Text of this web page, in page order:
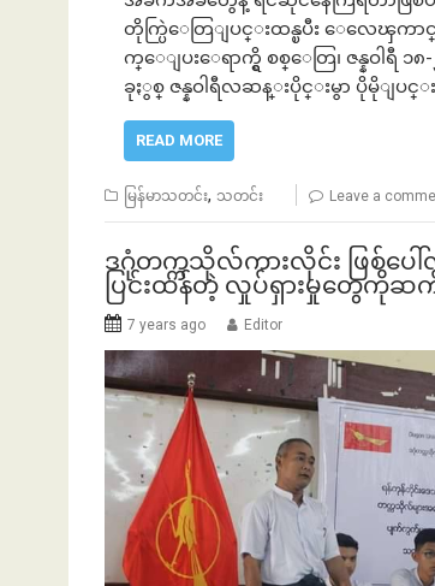
တိုက္ပြဲေတြျပင္းထန္ၿပီး ေလေၾက
က္ေျပးေရာက္ရွိ စစ္ေတြ၊ ဇန္နဝါရီ ၁၈
ခုႏွစ္ ဇန္နဝါရီလဆန္းပိုင္းမွာ ပိုမိုျ
READ MORE
မြန်မာသတင်း, သတင်း Leave a
ဒဂုံတက္ကသိုလ်ကားလိုင်း ဖြစ်ပေ
ပြင်းထန်တဲ့ လှုပ်ရှားမှုတွေကို
7 years ago Editor